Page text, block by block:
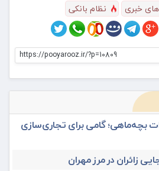
خبری نظام بانکی
https://pooyarooz.ir/?p=10809
بچه‌ماهی؛ گامی برای تجاری‌سازی
زائران در مرز مهران